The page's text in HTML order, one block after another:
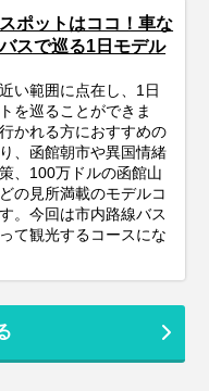
ポットはココ！車な
スで巡る1日モデル
い範囲に点在し、1日
を巡ることができま
かれる方におすすめの
、函館朝市や異国情緒
、100万ドルの函館山
の見所満載のモデルコ
。今回は市内路線バス
て観光するコースにな